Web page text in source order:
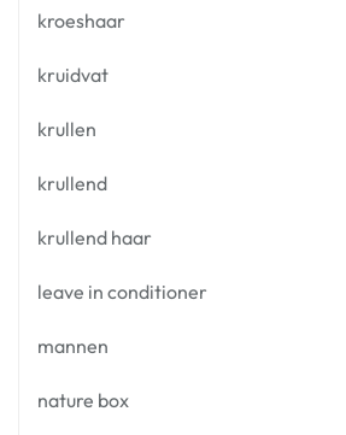
kroeshaar
kruidvat
krullen
krullend
krullend haar
leave in conditioner
mannen
nature box